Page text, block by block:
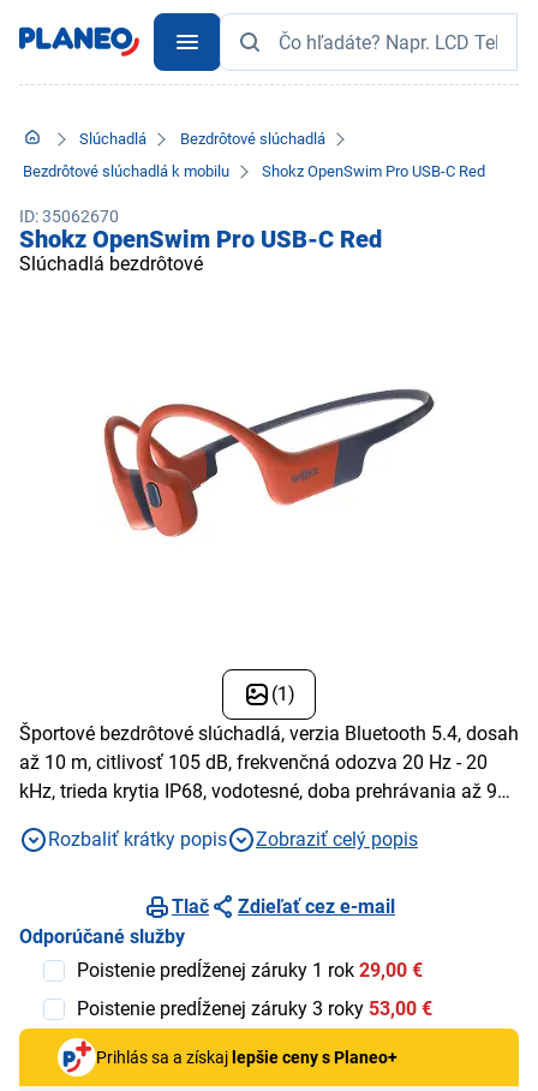
Slúchadlá
Bezdrôtové slúchadlá
Bezdrôtové slúchadlá k mobilu
Shokz OpenSwim Pro USB-C Red
ID: 35062670
Shokz OpenSwim Pro USB-C Red
Slúchadlá bezdrôtové
(1)
Športové bezdrôtové slúchadlá, verzia Bluetooth 5.4, dosah
až 10 m, citlivosť 105 dB, frekvenčná odozva 20 Hz - 20
kHz, trieda krytia IP68, vodotesné, doba prehrávania až 9
Rozbaliť krátky popis
Zobraziť celý popis
Tlač
Zdieľať cez e-mail
Odporúčané služby
Poistenie predĺženej záruky 1 rok 29,00 €
Poistenie predĺženej záruky 3 roky 53,00 €
Prihlás sa a získaj lepšie ceny s Planeo+